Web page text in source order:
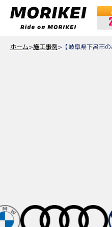
ホーム>施工事例> 【岐阜県下呂市